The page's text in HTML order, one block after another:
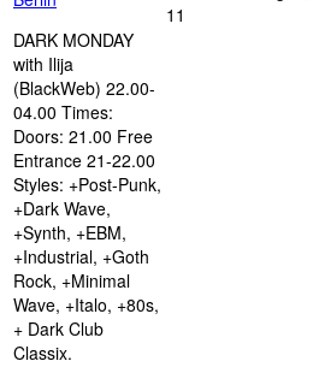
DARK MONDAY
with Ilija
(BlackWeb) 22.00-
04.00 Times:
Doors: 21.00 Free
Entrance 21-22.00
Styles: +Post-Punk,
+Dark Wave,
+Synth, +EBM,
+Industrial, +Goth
Rock, +Minimal
Wave, +Italo, +80s,
+ Dark Club
Classix.
11